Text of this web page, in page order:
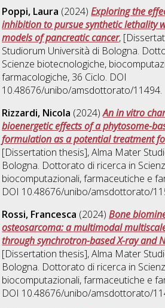
Poppi, Laura (2024)Exploring the
inhibition to pursue synthetic lethality
models of pancreatic cancer,
Studiorum Università di Bologna.
Scienze biotecnologiche,
farmacologiche, 36 Ciclo. DOI
10.48676/unibo/amsdottorato/11494.
Rizzardi, Nicola (2024)An in vitro
bioenergetic effects of a phytosome-
formulation as a potential treatment
[Dissertation thesis], Alma Mater
Bologna. Dottorato di ricerca in
biocomputazionali, farmaceutiche e
DOI 10.48676/unibo/amsdottorato/
Rossi, Francesca (2024)Bone
osteosarcoma: a multimodal
through synchrotron-based X-ray and
[Dissertation thesis], Alma Mater
Bologna. Dottorato di ricerca in
biocomputazionali, farmaceutiche e
DOI 10.48676/unibo/amsdottorato/